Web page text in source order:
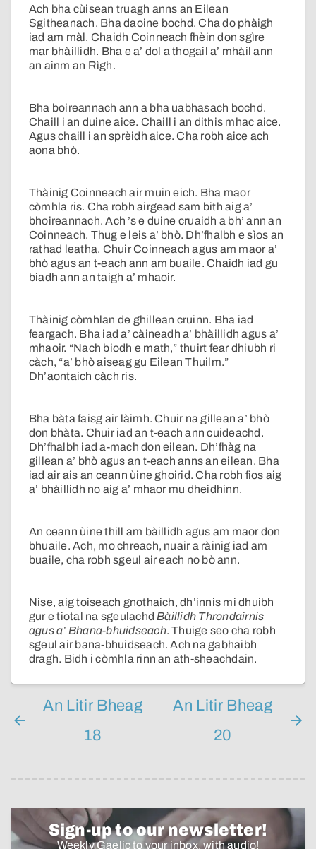
Ach bha cùisean truagh anns an Eilean
Sgitheanach. Bha daoine bochd. Cha do phàigh
iad am màl. Chaidh Coinneach fhèin don sgìre
mar bhàillidh. Bha e a’ dol a thogail a’ mhàil ann
an ainm an Rìgh.
Bha boireannach ann a bha uabhasach bochd.
Chaill i an duine aice. Chaill i an dithis mhac aice.
Agus chaill i an sprèidh aice. Cha robh aice ach
aona bhò.
Thàinig Coinneach air muin eich. Bha maor
còmhla ris. Cha robh airgead sam bith aig a’
bhoireannach. Ach ’s e duine cruaidh a bh’ ann an
Coinneach. Thug e leis a’ bhò. Dh’fhalbh e sìos an
rathad leatha. Chuir Coinneach agus am maor a’
bhò agus an t-each ann am buaile. Chaidh iad gu
biadh ann an taigh a’ mhaoir.
Thàinig còmhlan de ghillean cruinn. Bha iad
feargach. Bha iad a’ càineadh a’ bhàillidh agus a’
mhaoir. “Nach biodh e math,” thuirt fear dhiubh ri
càch, “a’ bhò aiseag gu Eilean Thuilm.”
Dh’aontaich càch ris.
Bha bàta faisg air làimh. Chuir na gillean a’ bhò
don bhàta. Chuir iad an t-each ann cuideachd.
Dh’fhalbh iad a-mach don eilean. Dh’fhàg na
gillean a’ bhò agus an t-each anns an eilean. Bha
iad air ais an ceann ùine ghoirid. Cha robh fios aig
a’ bhàillidh no aig a’ mhaor mu dheidhinn.
An ceann ùine thill am bàillidh agus am maor don
bhuaile. Ach, mo chreach, nuair a ràinig iad am
buaile, cha robh sgeul air each no bò ann.
Nise, aig toiseach gnothaich, dh’innis mi dhuibh
gur e tiotal na sgeulachdBàillidh Throndairnis
agus a’ Bhana-bhuidseach. Thuige seo cha robh
sgeul air bana-bhuidseach. Ach na gabhaibh
dragh. Bidh i còmhla rinn an ath-sheachdain.
An Litir Bheag
18
An Litir Bheag
20
Sign-up to our newsletter!
Weekly Gaelic to your inbox, with audio!